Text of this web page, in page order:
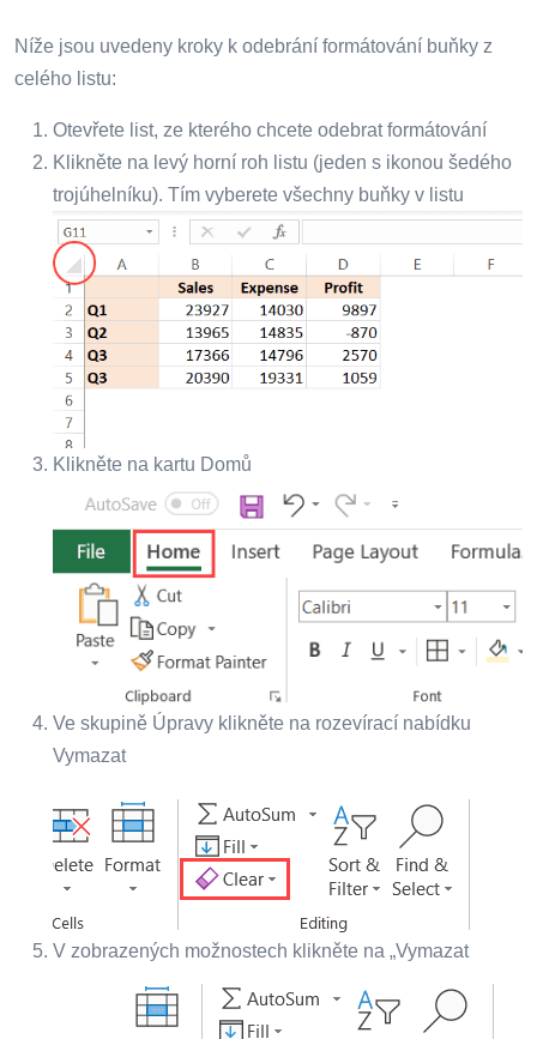
Níže jsou uvedeny kroky k odebrání formátování buňky z
celého listu:
Otevřete list, ze kterého chcete odebrat formátování
Klikněte na levý horní roh listu (jeden s ikonou šedého
trojúhelníku). Tím vyberete všechny buňky v listu
Klikněte na kartu Domů
Ve skupině Úpravy klikněte na rozevírací nabídku
Vymazat
V zobrazených možnostech klikněte na „Vymazat